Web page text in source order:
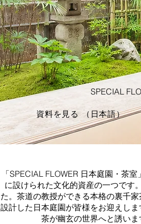
SPECIAL
資料を見る （日本語）
「SPECIAL FLOWER 日本庭園・茶
に設けられた文化的資産の一つです
た。茶道の教授ができる本格の裏千
設計した日本庭園が皆様をお迎えし
茶が幽玄の世界へと誘いま